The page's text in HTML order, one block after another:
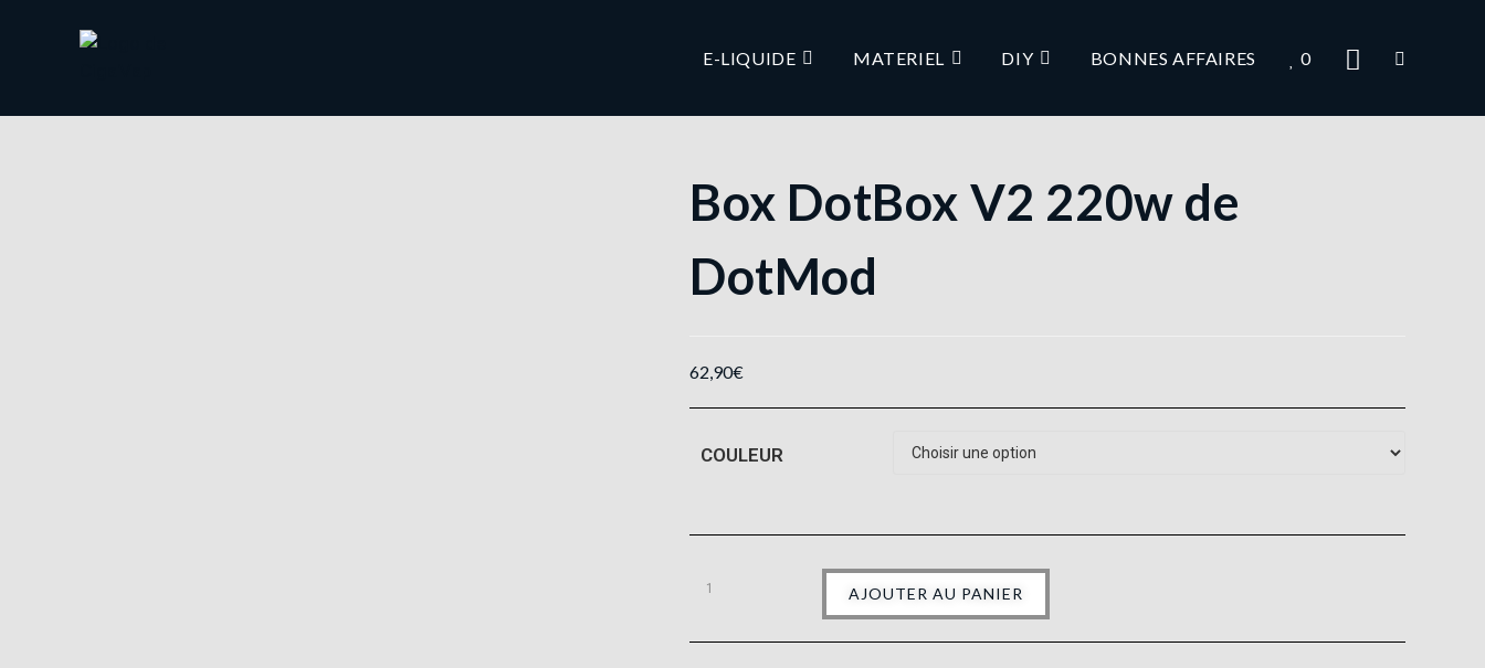
E-LIQUIDE MATERIEL DIY BONNES AFFAIRES 0
Box DotBox V2 220w de
DotMod
62,90€
COULEUR
AJOUTER AU PANIER